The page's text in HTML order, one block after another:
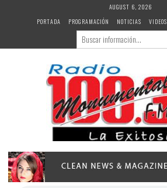
AUGUST 6, 2026
PORTADA
PROGRAMACIÓN NOTICIAS VIDEOS